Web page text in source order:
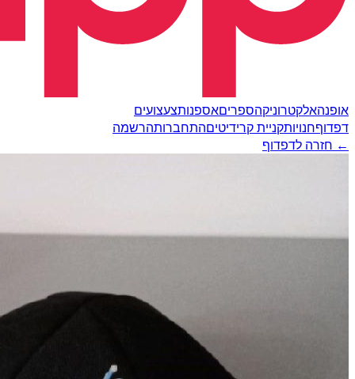
אופנהאלקטרוניקהספריםאספנותצעצועים
דפדוףחנויותקניית קרידיטיםהתחברותהרשמה
← חזרה לדפדוף